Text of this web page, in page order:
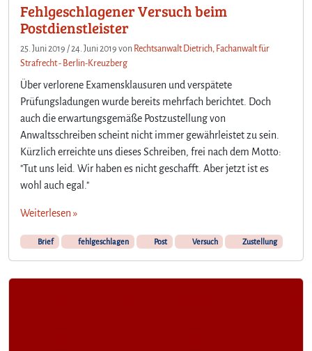
Fehlgeschlagener Versuch beim
Postdienstleister
25. Juni 2019 /24. Juni 2019 von Rechtsanwalt Dietrich, Fachanwalt für
Strafrecht - Berlin-Kreuzberg
Über verlorene Examensklausuren und verspätete
Prüfungsladungen wurde bereits mehrfach berichtet. Doch
auch die erwartungsgemäße Postzustellung von
Anwaltsschreiben scheint nicht immer gewährleistet zu sein.
Kürzlich erreichte uns dieses Schreiben, frei nach dem Motto:
"Tut uns leid. Wir haben es nicht geschafft. Aber jetzt ist es
wohl auch egal."
Weiterlesen »
Brief fehlgeschlagen Post Versuch Zustellung